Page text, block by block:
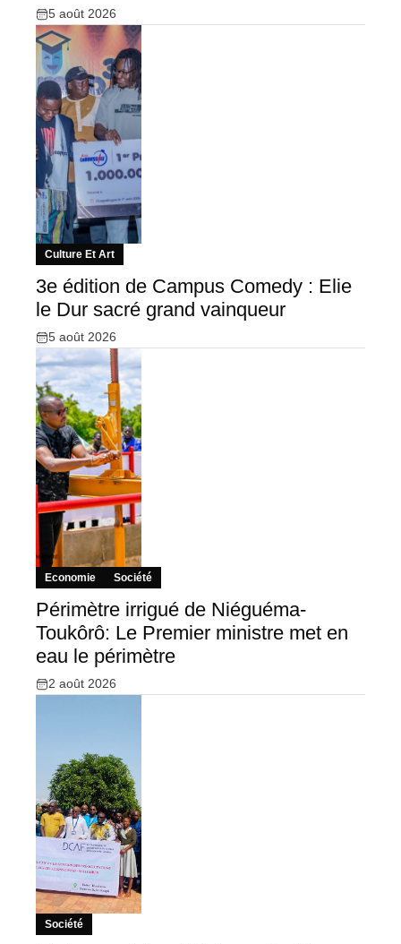
5 août 2026
Culture Et Art
3e édition de Campus Comedy : Elie
le Dur sacré grand vainqueur
5 août 2026
Economie Société
Périmètre irrigué de Niéguéma-
Toukôrô: Le Premier ministre met en
eau le périmètre
2 août 2026
Société